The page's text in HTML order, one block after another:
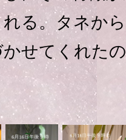
る。タネか
せてくれた